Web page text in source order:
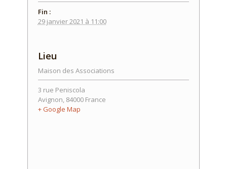
Fin :
29 janvier 2021 à 11:00
Lieu
Maison des Associations
3 rue Peniscola
Avignon, 84000 France
+ Google Map